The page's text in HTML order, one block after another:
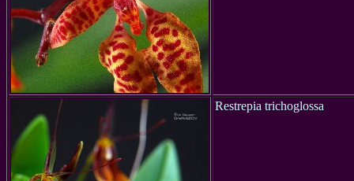
Restrepia trichoglossa